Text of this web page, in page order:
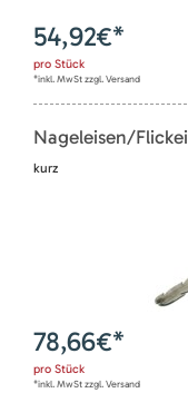
54,92€*
pro Stück
*inkl. MwSt zzgl. Versand
Nageleisen/
kurz
78,66€*
pro Stück
*inkl. MwSt zzgl. Versand